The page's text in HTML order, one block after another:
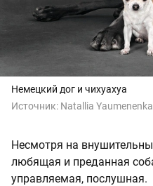
Немецкий дог и чихуахуа
Источник: Natallia
Несмотря на
любящая и преданная
управляемая, послушная.